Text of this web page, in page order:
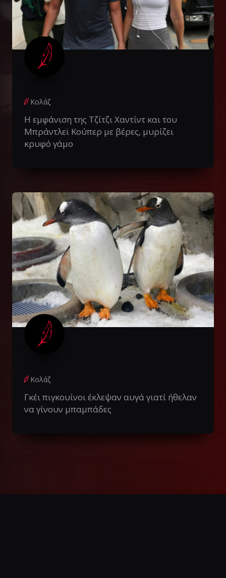
Κολάζ
Η εμφάνιση της Τζίτζι Χαντίντ και του
Μπράντλεϊ Κούπερ με βέρες, μυρίζει
κρυφό γάμο
Κολάζ
Γκέι πιγκουίνοι έκλεψαν αυγά γιατί ήθελαν
να γίνουν μπαμπάδες